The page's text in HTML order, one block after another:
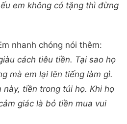
em không có tặng thì đừng
nhanh chóng nói thêm:
cách tiêu tiền. Tại sao họ
mà em lại lên tiếng làm gì.
này, tiền trong túi họ. Khi họ
giác là bỏ tiền mua vui